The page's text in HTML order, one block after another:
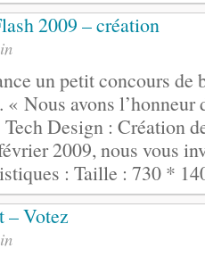
2009 – création
un petit concours
Nous avons l’honneur
Design : Création
2009, nous vous
: Taille : 730 *
– Votez